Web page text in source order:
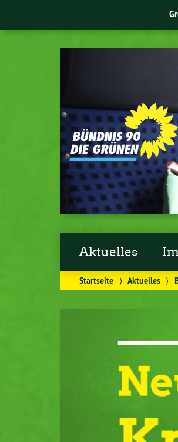
Aktuelles
Startseite ⟩ Aktuelles ⟩